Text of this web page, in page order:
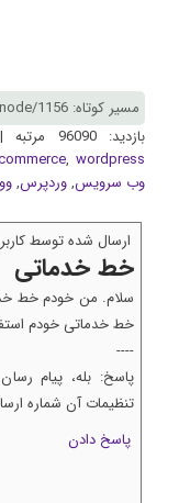
مسیر کوتاه: rangine.ir/node/1156
بازدید: 96090 مرتبه |
,wordpress
وب سرويس,وردپرس,
ارسال شده توسط کاربر مهمان در
خط خدماتی
سلام. من خودم خط
خط خدماتی خودم
----
پاسخ: بله، پیام
تنظیمات آن شماره
پاسخ دادن